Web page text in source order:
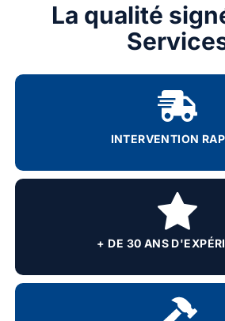
La qualité
INTERVENTION
+ DE 30 ANS